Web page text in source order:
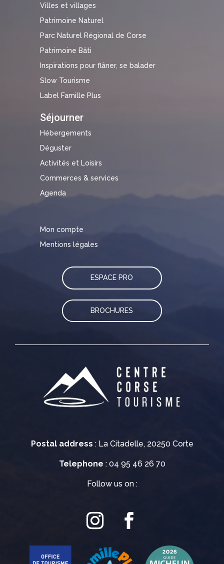
Postal address : La Citadelle, 20250 Corte
Telephone : 04 95 46 26 70
Follow us on :
Villes et villages
Patrimoine Naturel
Parc Naturel Régional de Corse
Patrimoine Bâti
Inspirations pour flâner, se balader
Slow Tourisme
Label Famille Plus
Séjourner
Hébergements
Déguster
Activités et Loisirs
Commerces & services
Agenda
Mon compte
Mentions légales
ESPACE PRO
BROCHURES